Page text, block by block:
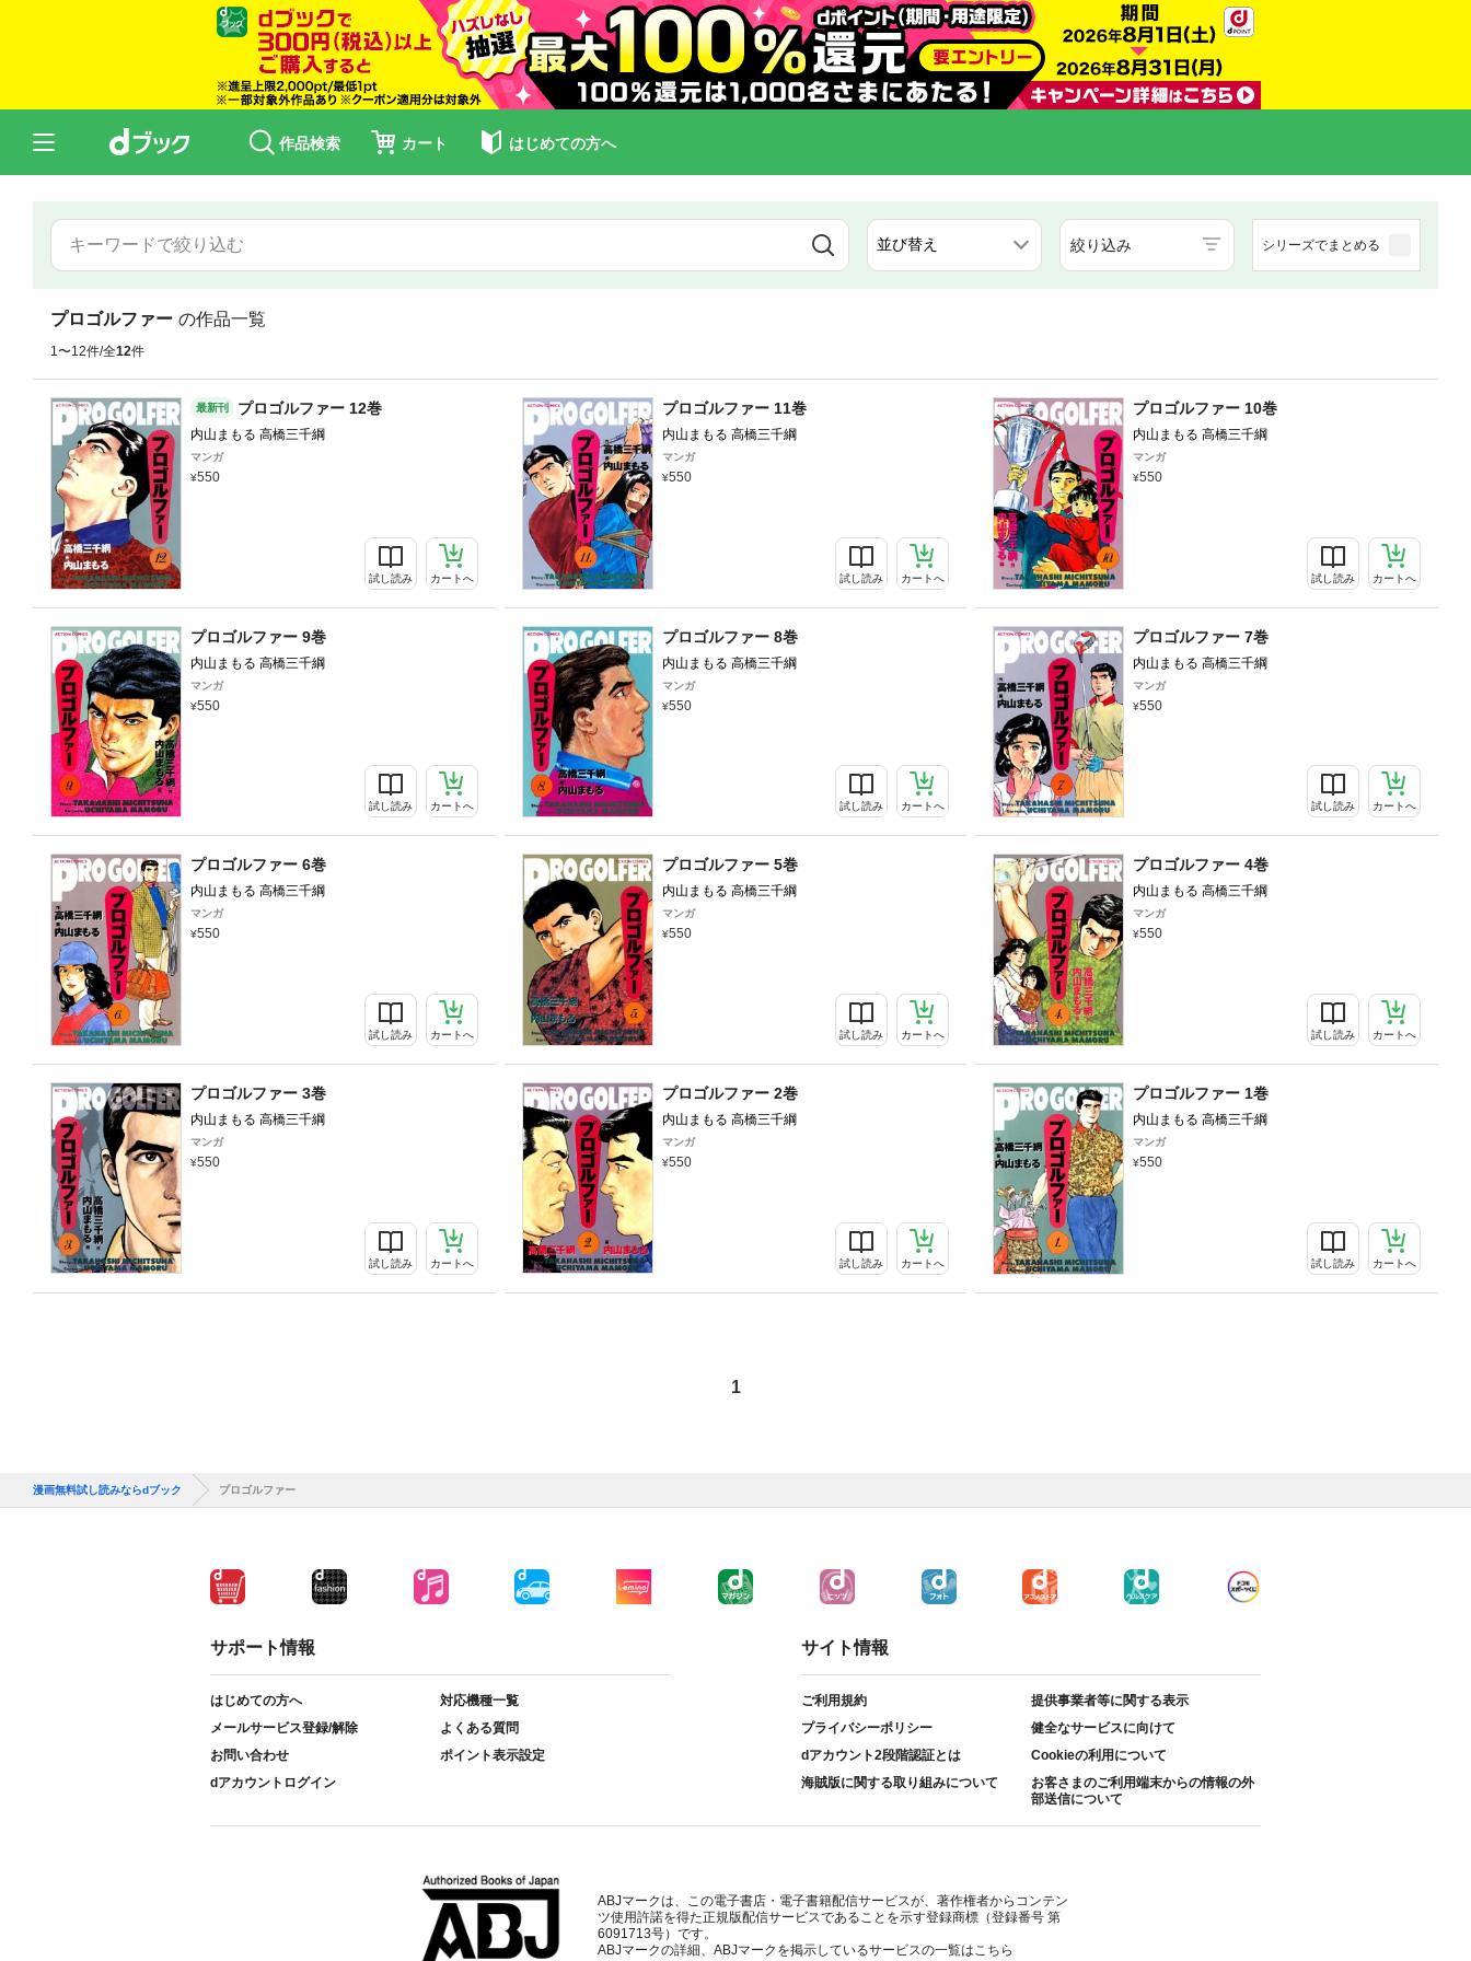
作品検索 カート はじめての方へ
絞り込み シリーズでまとめる
プロゴルファー の作品一覧
1〜12件/全12件
最新刊 プロゴルファー 12巻
内山まもる 高橋三千綱
マンガ
550
試し読み カートへ
プロゴルファー 11巻
内山まもる 高橋三千綱
マンガ
550
試し読み カートへ
プロゴルファー 10巻
内山まもる 高橋三千綱
マンガ
550
試し読み カートへ
プロゴルファー 9巻
内山まもる 高橋三千綱
マンガ
550
試し読み カートへ
プロゴルファー 8巻
内山まもる 高橋三千綱
マンガ
550
試し読み カートへ
プロゴルファー 7巻
内山まもる 高橋三千綱
マンガ
550
試し読み カートへ
プロゴルファー 6巻
内山まもる 高橋三千綱
マンガ
550
試し読み カートへ
プロゴルファー 5巻
内山まもる 高橋三千綱
マンガ
550
試し読み カートへ
プロゴルファー 4巻
内山まもる 高橋三千綱
マンガ
550
試し読み カートへ
プロゴルファー 3巻
内山まもる 高橋三千綱
マンガ
550
試し読み カートへ
プロゴルファー 2巻
内山まもる 高橋三千綱
マンガ
550
試し読み カートへ
プロゴルファー 1巻
内山まもる 高橋三千綱
マンガ
550
試し読み カートへ
1
漫画無料試し読みならdブック プロゴルファー
サポート情報
はじめての方へ
対応機種一覧
メールサービス登録/解除
よくある質問
お問い合わせ
ポイント表示設定
dアカウントログイン
サイト情報
ご利用規約
提供事業者等に関する表示
プライバシーポリシー
健全なサービスに向けて
dアカウント2段階認証とは
Cookieの利用について
海賊版に関する取り組みについて
お客さまのご利用端末からの情報の外
部送信について
ABJマークは、この電子書店・電子書籍配信サービスが、著作権者からコンテン
ツ使用許諾を得た正規版配信サービスであることを示す登録商標（登録番号 第
6091713号）です。
ABJマークの詳細、ABJマークを掲示しているサービスの一覧はこちら